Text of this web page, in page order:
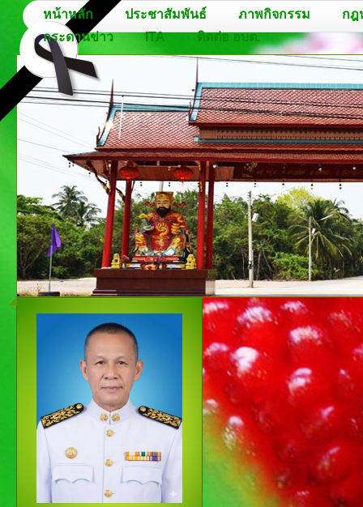
หน้าหลัก ประชาสัมพันธ์ ภาพกิจกรรม
กฎ
กระดานข่าว
ITA ติดต่อ อบต.